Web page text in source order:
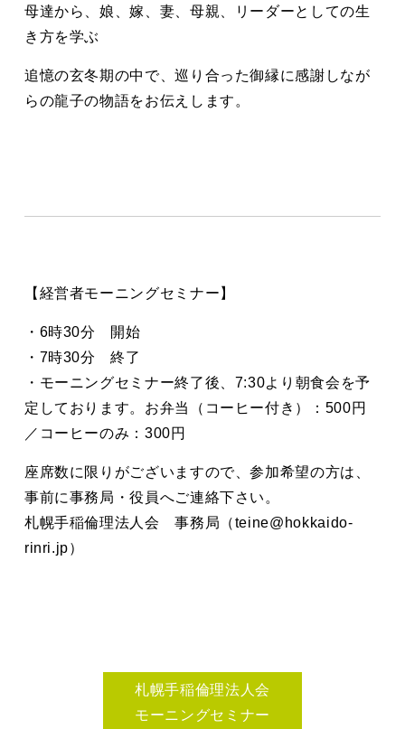
母達から、娘、嫁、妻、母親、リーダーとしての生
き方を学ぶ
追憶の玄冬期の中で、巡り合った御縁に感謝しなが
らの龍子の物語をお伝えします。
【経営者モーニングセミナー】
・6時30分 開始
・7時30分 終了
・モーニングセミナー終了後、7:30より朝食会を予
定しております。お弁当（コーヒー付き）：500円
／コーヒーのみ：300円
座席数に限りがございますので、参加希望の方は、
事前に事務局・役員へご連絡下さい。
札幌手稲倫理法人会 事務局（teine@hokkaido-
rinri.jp）
札幌手稲倫理法人会
モーニングセミナー